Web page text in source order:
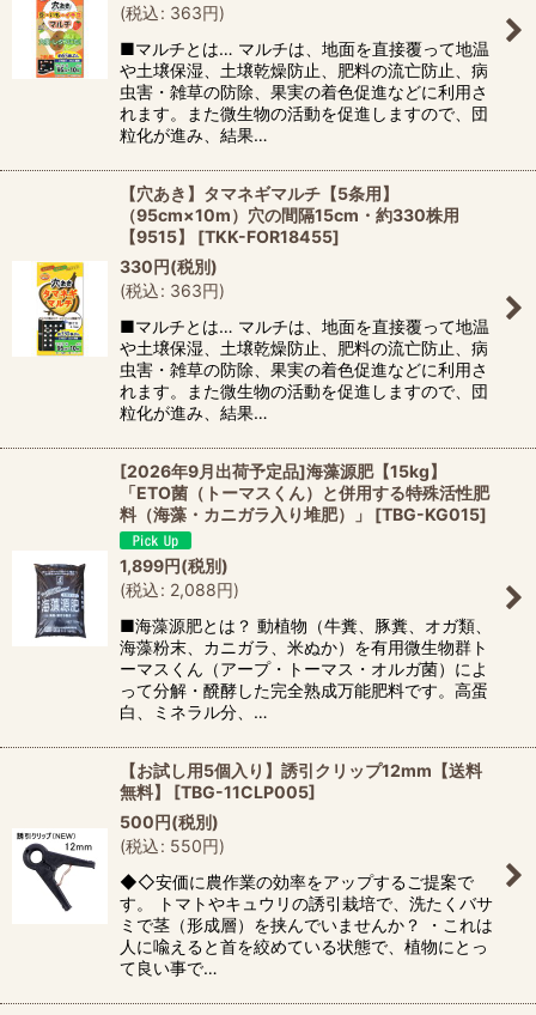
(税込: 363円)
■マルチとは… マルチは、地面を直接覆って地温
や土壌保湿、土壌乾燥防止、肥料の流亡防止、病
虫害・雑草の防除、果実の着色促進などに利用さ
れます。また微生物の活動を促進しますので、団
粒化が進み、結果…
【穴あき】タマネギマルチ【5条用】
（95cm×10m）穴の間隔15cm・約330株用
【9515】
[TKK-FOR18455]
330円(税別)
(税込: 363円)
■マルチとは… マルチは、地面を直接覆って地温
や土壌保湿、土壌乾燥防止、肥料の流亡防止、病
虫害・雑草の防除、果実の着色促進などに利用さ
れます。また微生物の活動を促進しますので、団
粒化が進み、結果…
[2026年9月出荷予定品]海藻源肥【15kg】
「ETO菌（トーマスくん）と併用する特殊活性肥
料（海藻・カニガラ入り堆肥）」
[TBG-KG015]
1,899円(税別)
(税込: 2,088円)
■海藻源肥とは？ 動植物（牛糞、豚糞、オガ類、
海藻粉末、カニガラ、米ぬか）を有用微生物群ト
ーマスくん（アープ・トーマス・オルガ菌）によ
って分解・醗酵した完全熟成万能肥料です。高蛋
白、ミネラル分、…
【お試し用5個入り】誘引クリップ12mm【送料
無料】
[TBG-11CLP005]
500円(税別)
(税込: 550円)
◆◇安価に農作業の効率をアップするご提案で
す。 トマトやキュウリの誘引栽培で、洗たくバサ
ミで茎（形成層）を挟んでいませんか？ ・これは
人に喩えると首を絞めている状態で、植物にとっ
て良い事で…